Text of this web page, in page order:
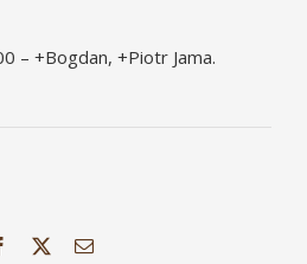
– +Bogdan, +Piotr Jama.
Facebook Email